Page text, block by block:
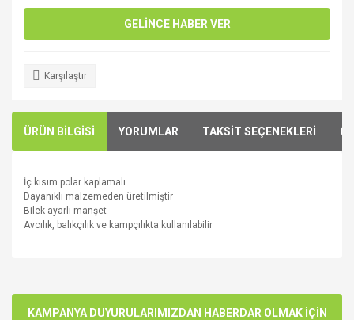
GELİNCE HABER VER
Karşılaştır
ÜRÜN BİLGİSİ YORUMLAR TAKSİT SEÇENEKLERİ
İç kısım polar kaplamalı
Dayanıklı malzemeden üretilmiştir
Bilek ayarlı manşet
Avcılık, balıkçılık ve kampçılıkta kullanılabilir
kullanarak tarafımıza iletebilirsiniz.
Görüş ve önerileriniz için teşekkür ederiz.
KAMPANYA DUYURULARIMIZDAN HABERDAR OLMAK İÇİN